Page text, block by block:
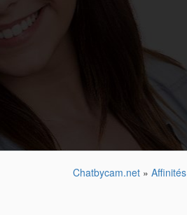
Chatbycam.net » Affinités